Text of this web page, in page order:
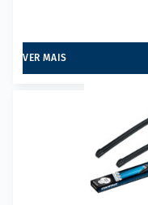
VER MAIS